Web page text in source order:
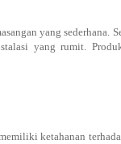
yang sederhana.
yang rumit.
ketahanan